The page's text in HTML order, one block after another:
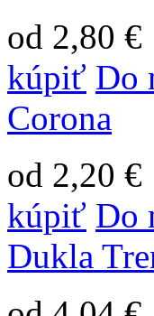
od 2,80 €
kúpiť Do
Corona
od 2,20 €
kúpiť Do
Dukla